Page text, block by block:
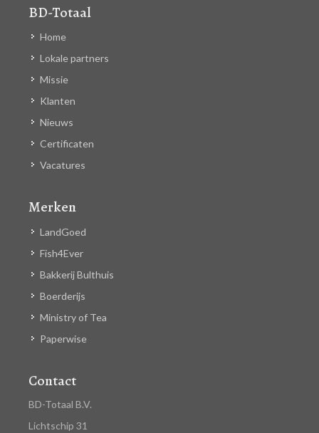
BD-Totaal
Home
Lokale partners
Missie
Klanten
Nieuws
Certificaten
Vacatures
Merken
LandGoed
Fish4Ever
Bakkerij Bulthuis
Boerderijs
Ministry of Tea
Paperwise
Contact
BD-Totaal B.V.
Lichtschip 31